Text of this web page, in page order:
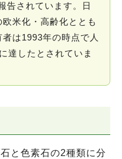
告されています。日
米化・高齢化ととも
は1993年の時点で人
達したとされていま
と色素石の2種類に分